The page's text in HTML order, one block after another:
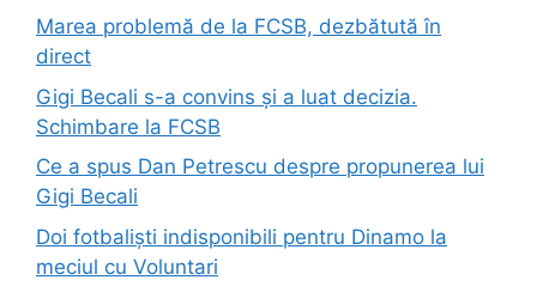
Marea problemă de la FCSB, dezbătută în
direct
Gigi Becali s-a convins și a luat decizia.
Schimbare la FCSB
Ce a spus Dan Petrescu despre propunerea lui
Gigi Becali
Doi fotbaliști indisponibili pentru Dinamo la
meciul cu Voluntari